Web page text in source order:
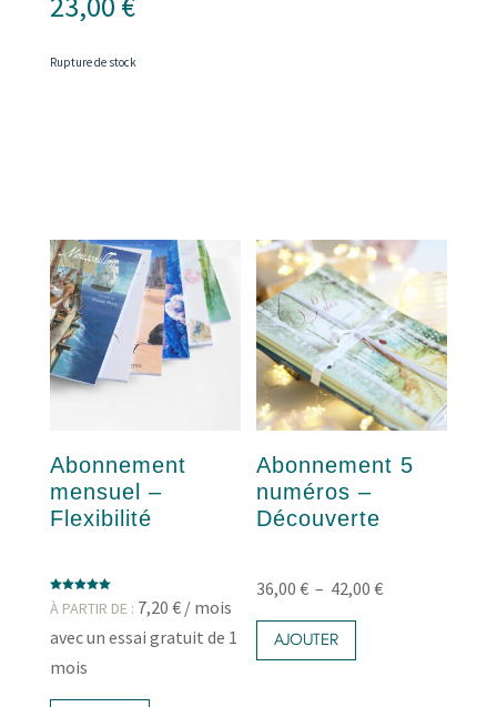
Rupture de stock
Abonnement
mensuel –
Flexibilité
Note
5.00
À PARTIR DE : 7,20 € / mois
avec un essai gratuit de 1
mois
Abonnement 5
numéros –
Découverte
36,00€ – 42,00€Plage
AJOUTER
a